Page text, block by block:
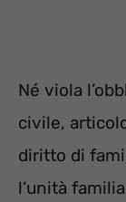
Né viola
civile,
diritto di
l’unità